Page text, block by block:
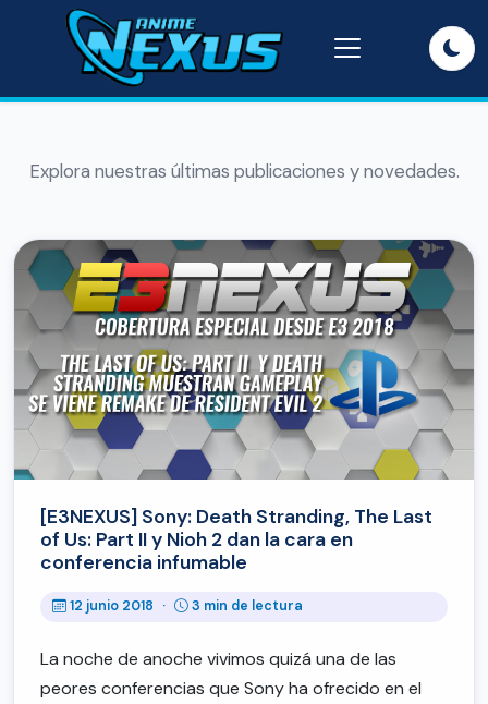
Explora nuestras últimas publicaciones y novedades.
[E3NEXUS] Sony: Death Stranding, The Last
of Us: Part II y Nioh 2 dan la cara en
conferencia infumable
12 junio 2018 · 3 min de lectura
La noche de anoche vivimos quizá una de las
peores conferencias que Sony ha ofrecido en el